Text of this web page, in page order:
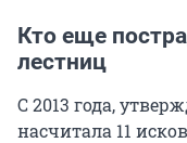
Кто еще
лестниц
С 2013 года,
насчитала 11